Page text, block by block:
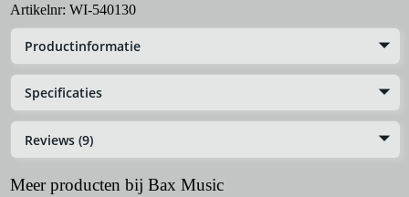
Artikelnr: WI-540130
Productinformatie
Specificaties
Reviews (9)
Meer producten bij Bax Music